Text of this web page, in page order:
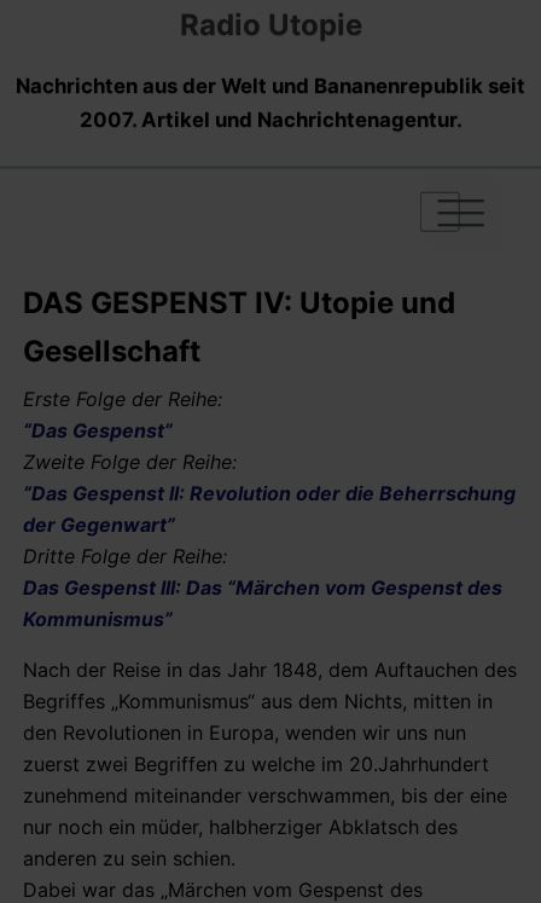
Radio Utopie
Nachrichten aus der Welt und Bananenrepublik seit
2007. Artikel und Nachrichtenagentur.
|
|
|
DAS GESPENST IV: Utopie und
Gesellschaft
Erste Folge der Reihe:
“Das Gespenst”
Zweite Folge der Reihe:
“Das Gespenst II: Revolution oder die Beherrschung
der Gegenwart”
Dritte Folge der Reihe:
Das Gespenst III: Das “Märchen vom Gespenst des
Kommunismus”
Nach der Reise in das Jahr 1848, dem Auftauchen des
Begriffes „Kommunismus“ aus dem Nichts, mitten in
den Revolutionen in Europa, wenden wir uns nun
zuerst zwei Begriffen zu welche im 20.Jahrhundert
zunehmend miteinander verschwammen, bis der eine
nur noch ein müder, halbherziger Abklatsch des
anderen zu sein schien.
Dabei war das „Märchen vom Gespenst des